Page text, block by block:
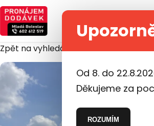
Od 8. do
Děkujeme za
ROZUMÍM
Zpět na vyhledávání